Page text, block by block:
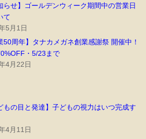
らせ】ゴールデンウィーク期間中の営業日
て
5月1日
50周年】タナカメガネ創業感謝祭 開催中！
・5/23まで
4月22日
もの目と発達】子どもの視力はいつ完成す
4月11日